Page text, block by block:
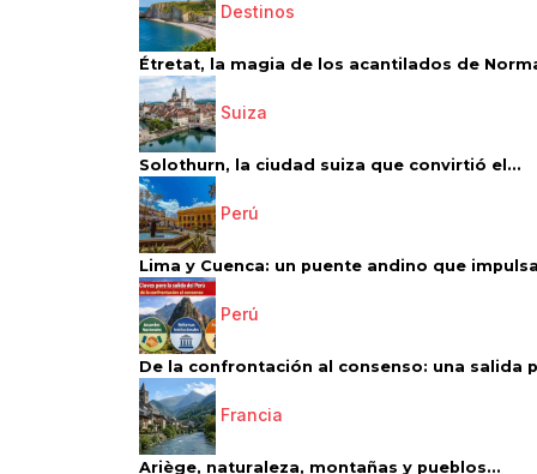
Destinos
Étretat, la magia de los acantilados de
Suiza
Solothurn, la ciudad suiza que convirtió el...
Perú
Lima y Cuenca: un puente andino que
Perú
De la confrontación al consenso: una salida
Francia
Ariège, naturaleza, montañas y pueblos...